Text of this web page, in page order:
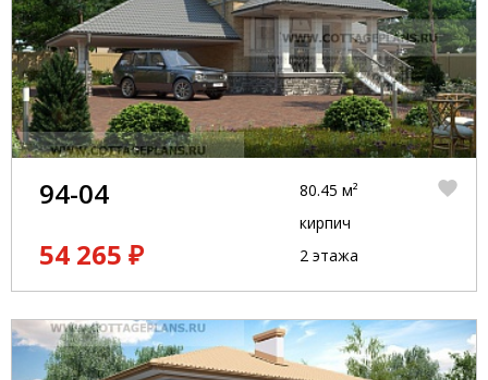
94-04
54 265 ₽
80.45 м²
кирпич
2 этажа